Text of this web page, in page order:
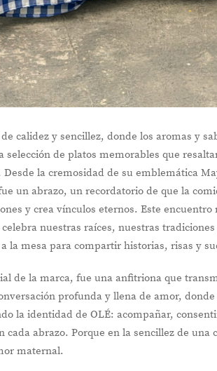
calidez y sencillez, donde los aromas y
selección de platos memorables que
la cremosidad de su emblemática
un abrazo, un recordatorio de que la
y crea vínculos eternos. Este
nuestras raíces, nuestras
la mesa para compartir historias, risas y
de la marca, fue una anfitriona que
profunda y llena de amor,
la identidad de OLÉ: acompañar,
cada abrazo. Porque en la sencillez de una
maternal.